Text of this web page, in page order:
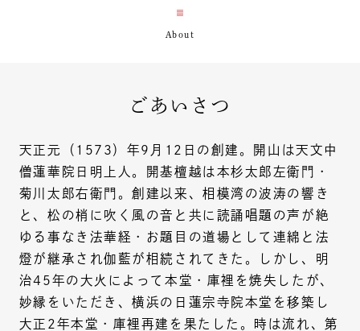
ごあいさつ
天正元（1573）年9月12日の創建。開山は天文中
僧蓮華院日明上人。開基檀越は本杉太郎左衛門・
菊川太郎右衛門。創建以来、相模湾の波涛の響き
と、松の梢に吹く風の音と共に読誦唱題の声が絶
ゆる事なき法華経・お題目の道場として連綿と法
燈が継承され伽藍が相続されてきた。しかし、明
治45年の大火によって本堂・庫裡を焼失したが、
妙縁をいただき、横浜の日蓮宗寺院本堂を移築し
大正2年本堂・庫裡再建を果たした。時は流れ、第